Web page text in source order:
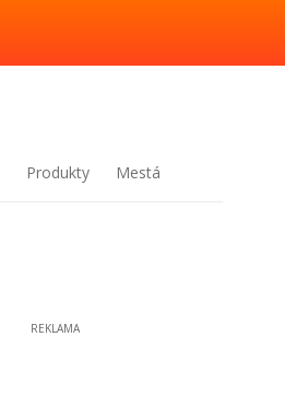
Produkty Mestá
REKLAMA